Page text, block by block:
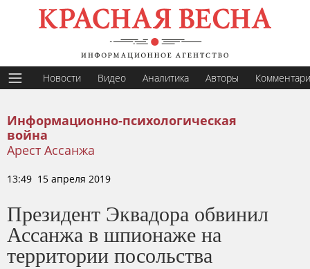
Новости Видео Аналитика Авторы
Информационно-психологическая
война
Арест Ассанжа
13:49 15 апреля 2019
Президент Эквадора обвинил
Ассанжа в шпионаже на
территории посольства